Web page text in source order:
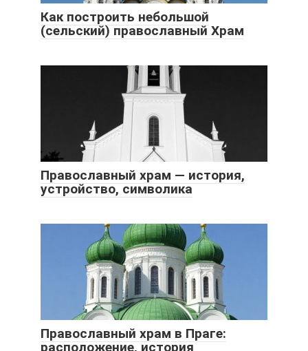
Как построить небольшой
(сельский) православный Храм
Православный храм — история,
устройство, символика
Православный храм в Праге:
расположение, история